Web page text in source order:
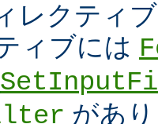
レクティ
ィブには
があ